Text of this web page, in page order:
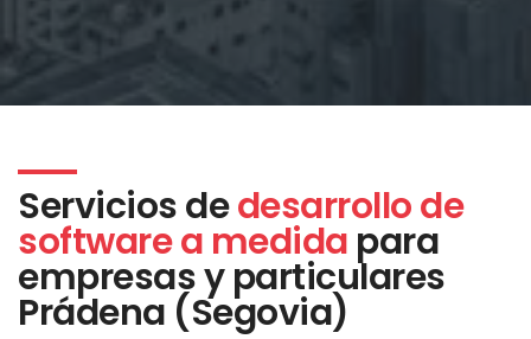
Servicios dedesarrollo de
software a medida para
empresas y particulares
Prádena (Segovia)